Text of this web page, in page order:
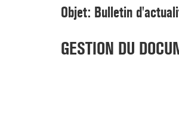
Objet: Bulletin
GESTION DU